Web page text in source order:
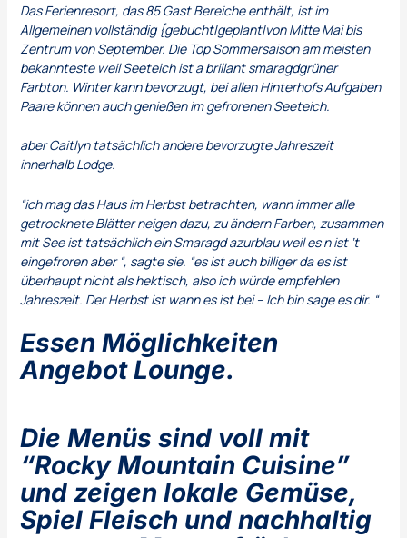
Das Ferienresort, das 85 Gast Bereiche enthält, ist im
Allgemeinen vollständig {gebucht|geplant|von Mitte Mai bis
Zentrum von September. Die Top Sommersaison am meisten
bekannteste weil Seeteich ist a brillant smaragdgrüner
Farbton. Winter kann bevorzugt, bei allen Hinterhofs Aufgaben
Paare können auch genießen im gefrorenen Seeteich.
aber Caitlyn tatsächlich andere bevorzugte Jahreszeit
innerhalb Lodge.
“ich mag das Haus im Herbst betrachten, wann immer alle
getrocknete Blätter neigen dazu, zu ändern Farben, zusammen
mit See ist tatsächlich ein Smaragd azurblau weil es n ist ‘t
eingefroren aber “, sagte sie. “es ist auch billiger da es ist
überhaupt nicht als hektisch, also ich würde empfehlen
Jahreszeit. Der Herbst ist wann es ist bei – Ich bin sage es dir. “
Essen Möglichkeiten
Angebot Lounge.
Die Menüs sind voll mit
“Rocky Mountain Cuisine”
und zeigen lokale Gemüse,
Spiel Fleisch und nachhaltig